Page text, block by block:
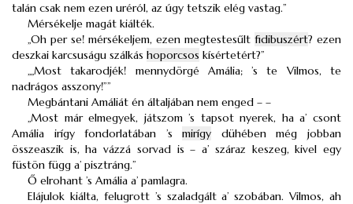
talán csak nem ezen uréról, az úgy tetszik elég vastag.”
Mérsékelje magát kiálték.
„Oh per se! mérsékeljem, ezen megtestesűlt fidibuszért? ezen
deszkai karcsuságu szálkás hoporcsos kísértetért?”
„„Most takarodjék! mennydörgé Amália; ’s te Vilmos, te
nadrágos asszony!””
Megbántani Amáliát én általjában nem enged – –
„Most már elmegyek, játszom ’s tapsot nyerek, ha a’ csont
Amália irígy fondorlatában ’smirígy dühében még jobban
összeaszik is, ha vázzá sorvad is – a’ száraz keszeg, kivel egy
füstön függ a’ pisztráng.”
Ő elrohant ’s Amália a’ pamlagra.
Elájulok kiálta, felugrott ’s szaladgált a’ szobában. Vilmos, ah